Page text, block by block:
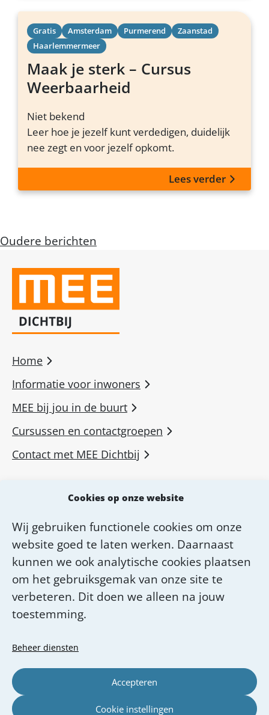
Cookies op onze website
Wij gebruiken functionele cookies om onze
website goed te laten werken. Daarnaast
kunnen we ook analytische cookies plaatsen
om het gebruiksgemak van onze site te
verbeteren. Dit doen we alleen na jouw
toestemming.
Beheer diensten
Accepteren
Cookie instellingen
Gratis Amsterdam Purmerend
Zaanstad
Haarlemmermeer
Maak je sterk – Cursus
Weerbaarheid
Niet bekend
Leer hoe je jezelf kunt verdedigen, duidelijk
nee zegt en voor jezelf opkomt.
Lees verder
Berichtennavigatie
Oudere berichten
Home
Informatie voor inwoners
MEE bij jou in de buurt
Cursussen en contactgroepen
Contact met MEE Dichtbij
Diensten van MEE Dichtbij
Over MEE Dichtbij
Werken bij MEE Dichtbij